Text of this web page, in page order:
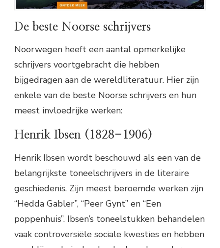
De beste Noorse schrijvers
Noorwegen heeft een aantal opmerkelijke
schrijvers voortgebracht die hebben
bijgedragen aan de wereldliteratuur. Hier zijn
enkele van de beste Noorse schrijvers en hun
meest invloedrijke werken:
Henrik Ibsen (1828-1906)
Henrik Ibsen wordt beschouwd als een van de
belangrijkste toneelschrijvers in de literaire
geschiedenis. Zijn meest beroemde werken zijn
“Hedda Gabler”, “Peer Gynt” en “Een
poppenhuis”. Ibsen’s toneelstukken behandelen
vaak controversiële sociale kwesties en hebben